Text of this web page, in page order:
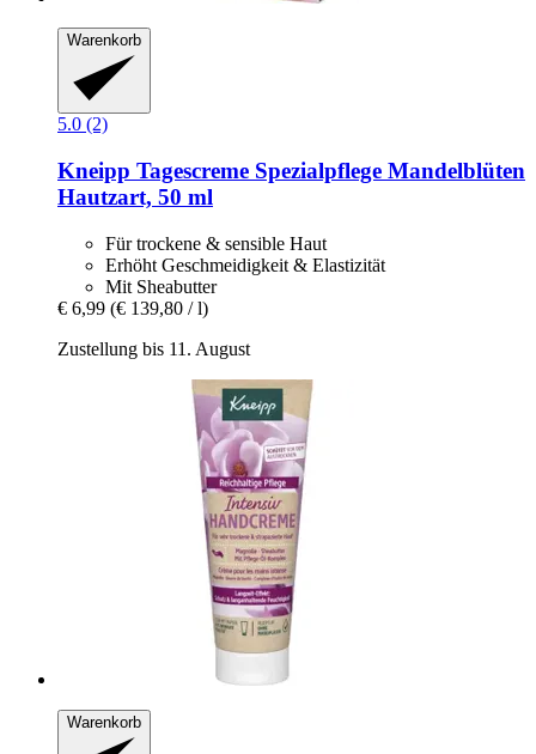
Warenkorb
5.0 (2)
Kneipp Tagescreme Spezialpflege Mandelblüten
Hautzart, 50 ml
Für trockene & sensible Haut
Erhöht Geschmeidigkeit & Elastizität
Mit Sheabutter
€ 6,99 (€ 139,80 / l)
Zustellung bis 11. August
Warenkorb